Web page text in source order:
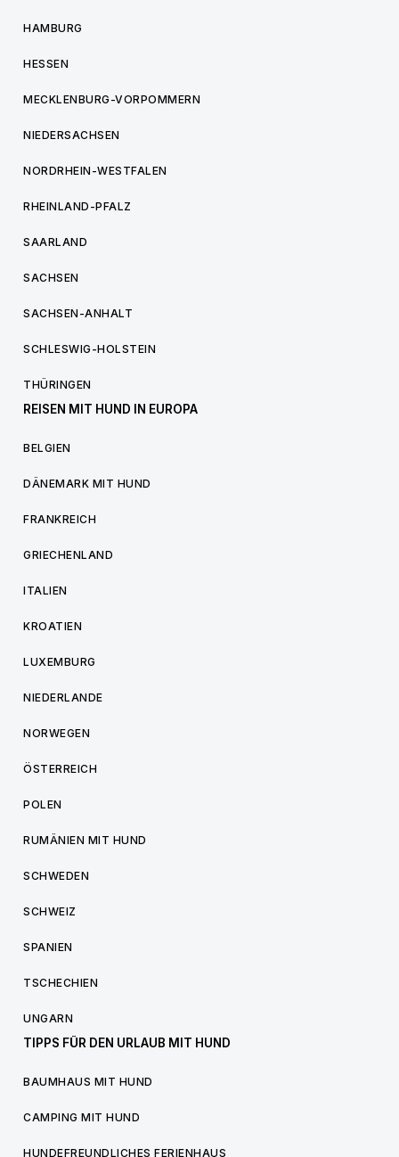
HAMBURG
HESSEN
MECKLENBURG-VORPOMMERN
NIEDERSACHSEN
NORDRHEIN-WESTFALEN
RHEINLAND-PFALZ
SAARLAND
SACHSEN
SACHSEN-ANHALT
SCHLESWIG-HOLSTEIN
THÜRINGEN
REISEN MIT HUND IN EUROPA
BELGIEN
DÄNEMARK MIT HUND
FRANKREICH
GRIECHENLAND
ITALIEN
KROATIEN
LUXEMBURG
NIEDERLANDE
NORWEGEN
ÖSTERREICH
POLEN
RUMÄNIEN MIT HUND
SCHWEDEN
SCHWEIZ
SPANIEN
TSCHECHIEN
UNGARN
TIPPS FÜR DEN URLAUB MIT HUND
BAUMHAUS MIT HUND
CAMPING MIT HUND
HUNDEFREUNDLICHES FERIENHAUS